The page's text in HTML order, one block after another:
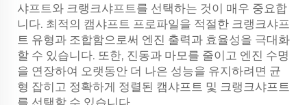
샤프트와 크랭크샤프트를 선택하는 것이 매우 중요합
니다. 최적의 캠샤프트 프로파일을 적절한 크랭크샤프
트 유형과 조합함으로써 엔진 출력과 효율성을 극대화
할 수 있습니다. 또한, 진동과 마모를 줄이고 엔진 수명
을 연장하여 오랫동안 더 나은 성능을 유지하려면 균
형 잡히고 정확하게 정렬된 캠샤프트 및 크랭크샤프트
를 선택할 수 있습니다.